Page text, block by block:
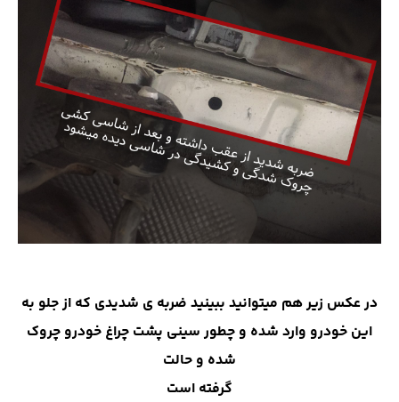
در عکس زیر هم میتوانید ببینید ضربه ی شدیدی که از جلو به
این خودرو وارد شده و چطور سینی پشت چراغ خودرو چروک
شده و حالت
گرفته است